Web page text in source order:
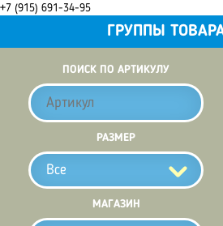
+7 (915) 691-34-95
ГРУППЫ
ПОИСК ПО АРТИКУЛУ
РАЗМЕР
Все
МАГАЗИН